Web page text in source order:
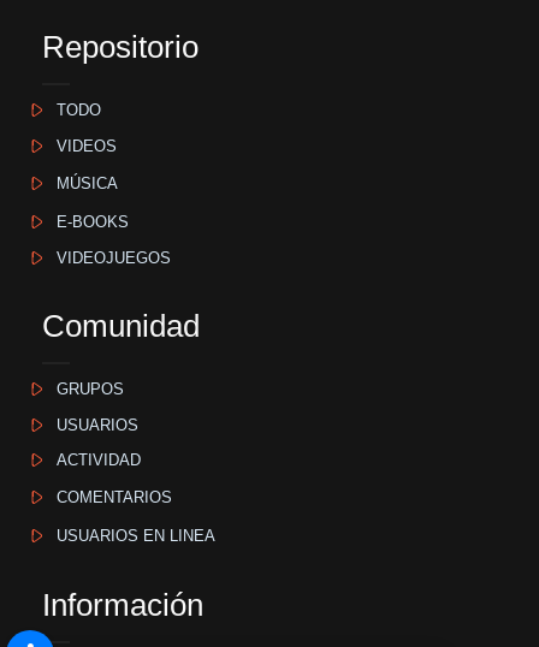
Repositorio
TODO
VIDEOS
MÚSICA
E-BOOKS
VIDEOJUEGOS
Comunidad
GRUPOS
USUARIOS
ACTIVIDAD
COMENTARIOS
USUARIOS EN LINEA
Información